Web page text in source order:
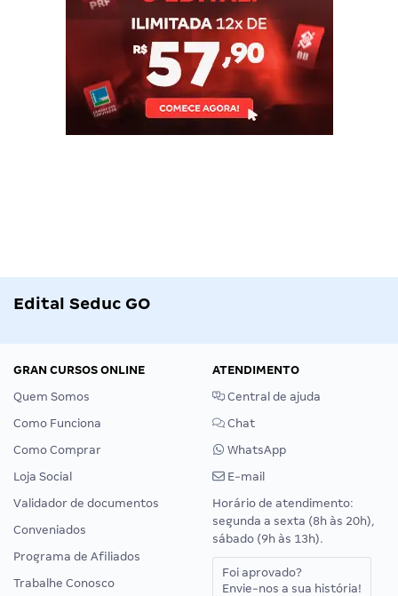
Edital Seduc GO
GRAN CURSOS ONLINE
Quem Somos
Como Funciona
Como Comprar
Loja Social
Validador de documentos
Conveniados
Programa de Afiliados
Trabalhe Conosco
ATENDIMENTO
Central de ajuda
Chat
WhatsApp
E-mail
Horário de atendimento:
segunda a sexta (8h às 20h),
sábado (9h às 13h).
Foi aprovado?
Envie-nos a sua história!